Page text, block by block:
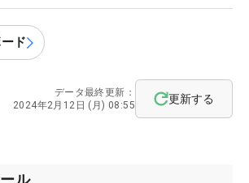
ド
データ最終更新：
2024年2月12日 (月) 08:55
更新する
ル